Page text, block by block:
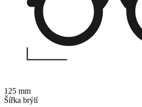
125 mm
Šířka brýlí